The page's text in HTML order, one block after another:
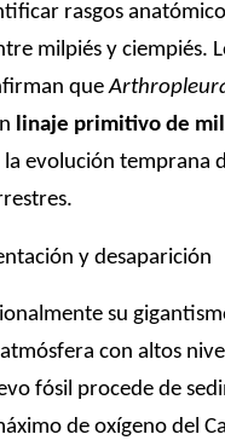
rasgos
milpiés y ciempiés.
que
linaje primitivo de
evolución temprana
y desaparición
su
con altos
fósil procede de
de oxígeno del